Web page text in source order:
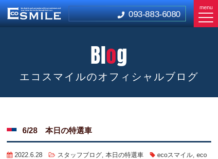
093-883-6080
menu
Blog
エコスマイルのオフィシャルブログ
6/28 本日の特選車
2022.6.28 スタッフブログ 本日の特選車 ecoスマイル eco